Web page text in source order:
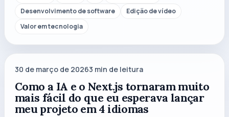
Desenvolvimento de software
Edição de vídeo
Valor em tecnologia
30 de março de 20263 min de leitura
Como a IA e o Next.js tornaram muito
mais fácil do que eu esperava lançar
meu projeto em 4 idiomas